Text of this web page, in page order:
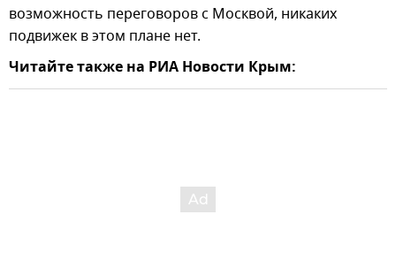
возможность переговоров с Москвой, никаких
подвижек в этом плане нет.
Читайте также на РИА Новости Крым: